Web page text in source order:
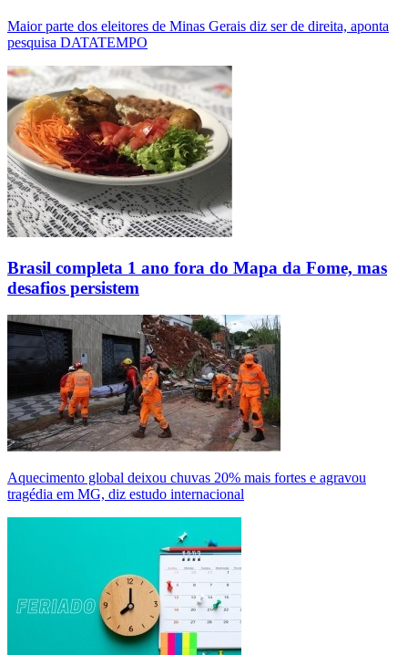
Maior parte dos eleitores de Minas Gerais diz ser de direita, aponta
pesquisa DATATEMPO
Brasil completa 1 ano fora do Mapa da Fome, mas
desafios persistem
Aquecimento global deixou chuvas 20% mais fortes e agravou
tragédia em MG, diz estudo internacional